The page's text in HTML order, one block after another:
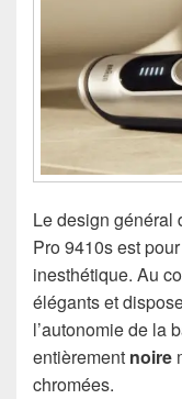
Le design général
Pro 9410s est
inesthétique. Au
élégants et
l’autonomie de la
entièrement noire
chromées.